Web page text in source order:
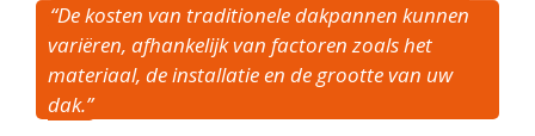
“De kosten van traditionele dakpannen kunnen
variëren, afhankelijk van factoren zoals het
materiaal, de installatie en de grootte van uw
dak.”